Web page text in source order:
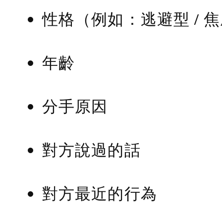
性格（例如：逃避型 /
年齡
分手原因
對方說過的話
對方最近的行為